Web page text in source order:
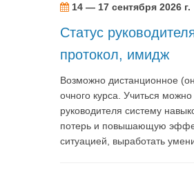
14 — 17 сентября 2026 г.
Статус
протокол, имидж
Возможно дистанционное
очного курса. Учиться
руководителя систему
потерь и повышающую
ситуацией, выработать